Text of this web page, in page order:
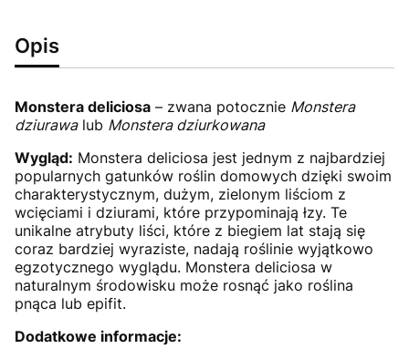
Opis
Monstera deliciosa – zwana potocznie Monstera
dziurawalub Monstera dziurkowana
Wygląd: Monstera deliciosa jest jednym z najbardziej
popularnych gatunków roślin domowych dzięki swoim
charakterystycznym, dużym, zielonym liściom z
wcięciami i dziurami, które przypominają łzy. Te
unikalne atrybuty liści, które z biegiem lat stają się
coraz bardziej wyraziste, nadają roślinie wyjątkowo
egzotycznego wyglądu. Monstera deliciosa w
naturalnym środowisku może rosnąć jako roślina
pnąca lub epifit.
Dodatkowe informacje: